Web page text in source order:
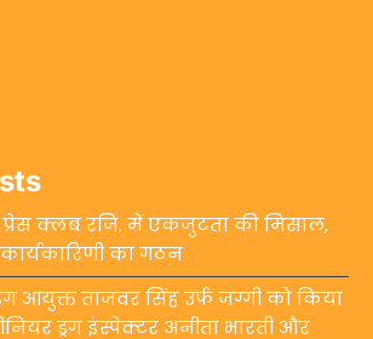
प्रेस क्लब रजि. में एकजुटता की मिसाल,
का गठन
आयुक्त ताजवर सिंह उर्फ जग्गी को किया
ड्रग इंस्पेक्टर अनीता भारती और